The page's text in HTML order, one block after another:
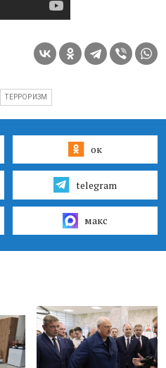
ТЕРРОРИЗМ
ок
telegram
макс